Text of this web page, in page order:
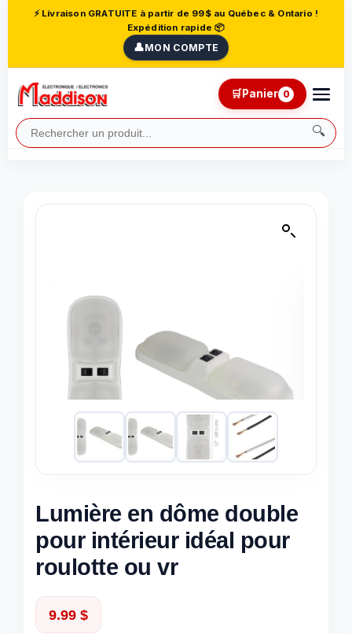
⚡ Livraison GRATUITE à partir de 99$ au Québec & Ontario !
Expédition rapide 📦
👤MON COMPTE
🔍
🛒Panier 0
Lumière en dôme double
pour intérieur idéal pour
roulotte ou vr
9.99 $